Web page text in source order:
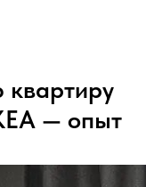
квартиру
— опыт